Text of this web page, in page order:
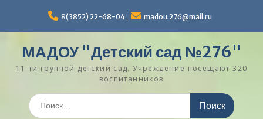
содержимому
8(3852) 22-68-04 madou.276@mail.ru
МАДОУ "Детский сад №276"
11-ти группой детский сад. Учреждение посещают 320
воспитанников
Поиск
по: